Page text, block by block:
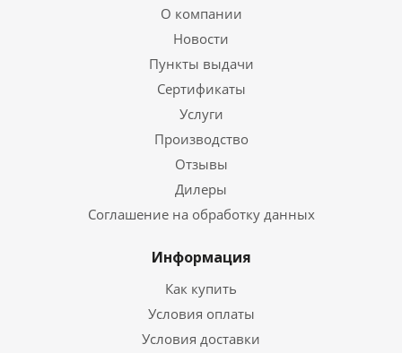
О компании
Новости
Пункты выдачи
Сертификаты
Услуги
Производство
Отзывы
Дилеры
Соглашение на обработку данных
Информация
Как купить
Условия оплаты
Условия доставки